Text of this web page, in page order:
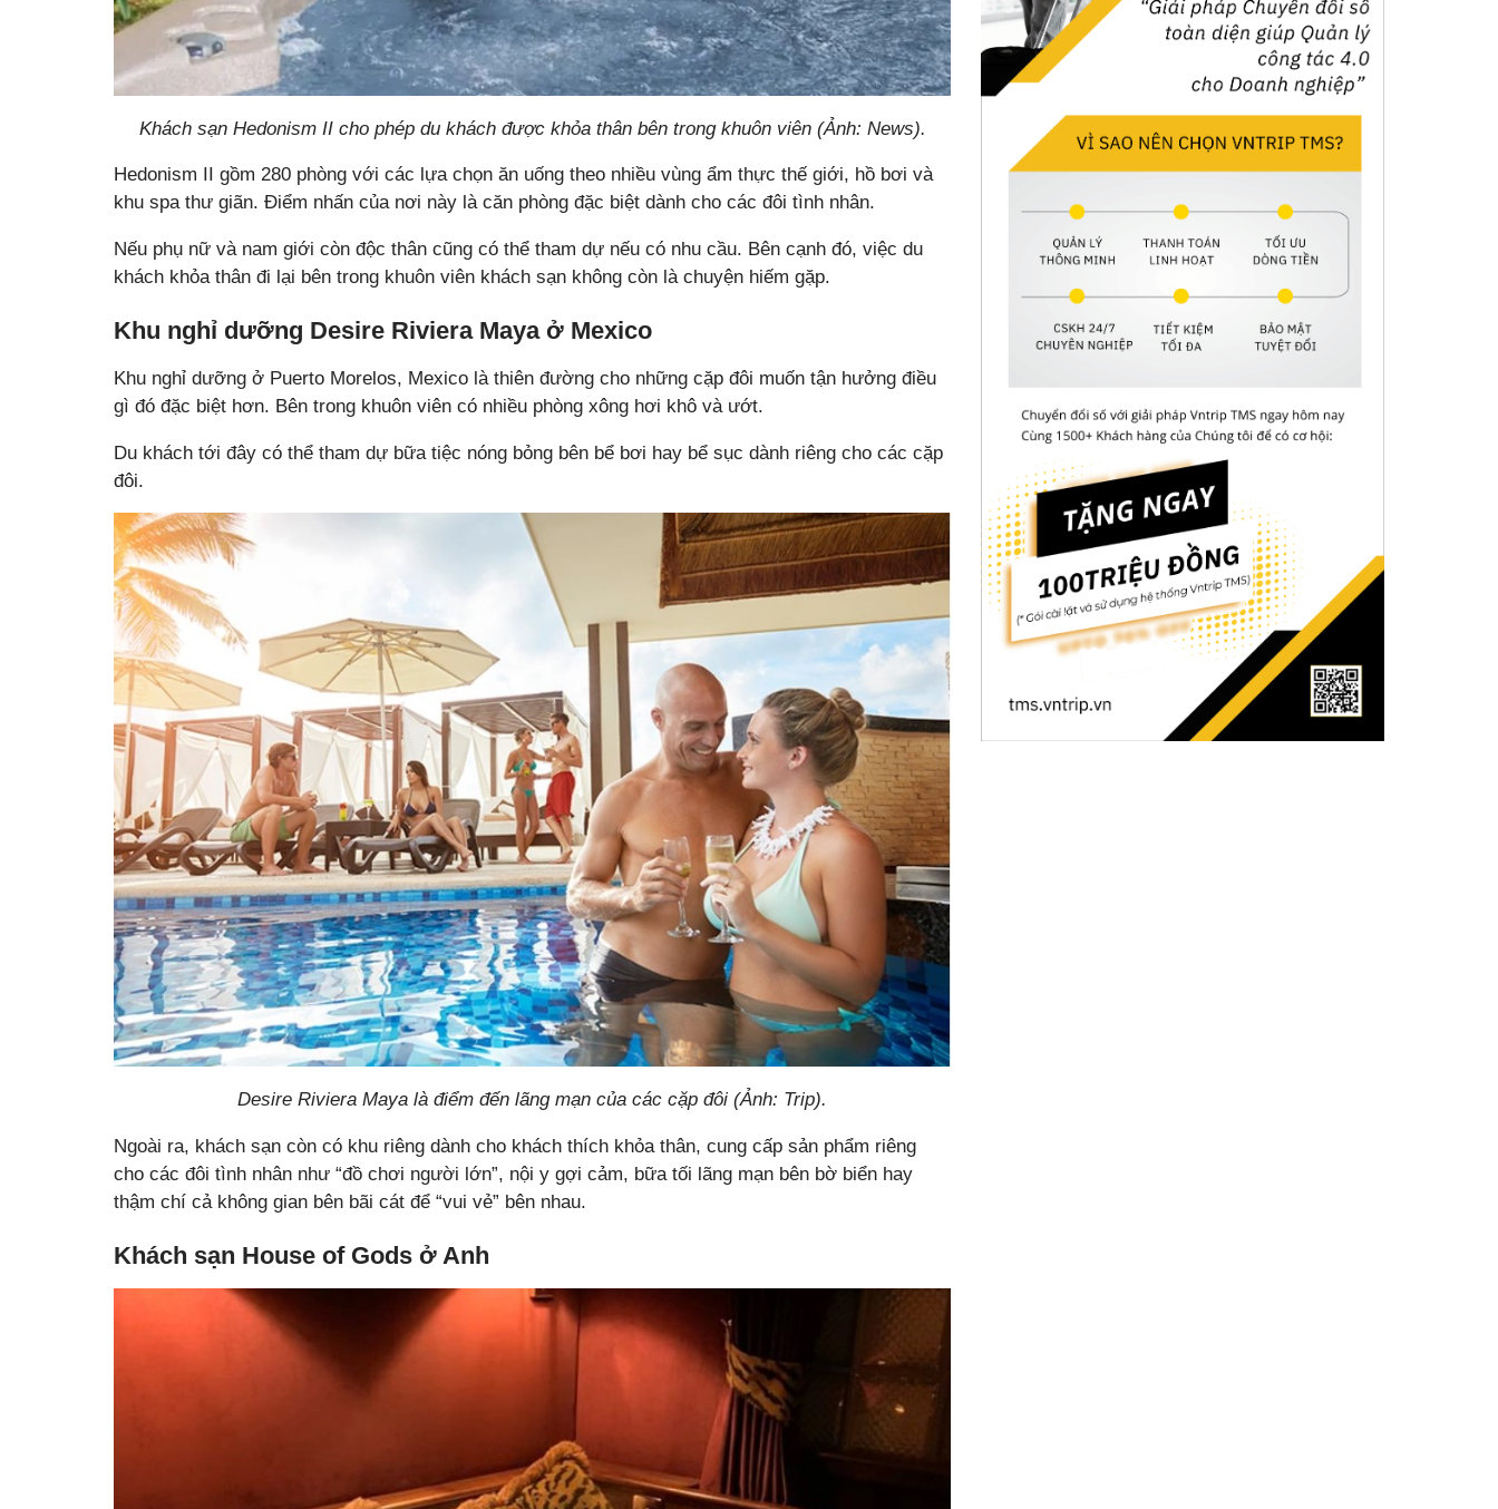
Khách sạn Hedonism II cho phép du khách được khỏa thân bên trong khuôn viên (Ảnh: News).
Hedonism II gồm 280 phòng với các lựa chọn ăn uống theo nhiều vùng ẩm thực thế giới, hồ bơi và
khu spa thư giãn. Điểm nhấn của nơi này là căn phòng đặc biệt dành cho các đôi tình nhân.
Nếu phụ nữ và nam giới còn độc thân cũng có thể tham dự nếu có nhu cầu. Bên cạnh đó, việc du
khách khỏa thân đi lại bên trong khuôn viên khách sạn không còn là chuyện hiếm gặp.
Khu nghỉ dưỡng Desire Riviera Maya ở Mexico
Khu nghỉ dưỡng ở Puerto Morelos, Mexico là thiên đường cho những cặp đôi muốn tận hưởng điều
gì đó đặc biệt hơn. Bên trong khuôn viên có nhiều phòng xông hơi khô và ướt.
Du khách tới đây có thể tham dự bữa tiệc nóng bỏng bên bể bơi hay bể sục dành riêng cho các cặp
đôi.
Desire Riviera Maya là điểm đến lãng mạn của các cặp đôi (Ảnh: Trip).
Ngoài ra, khách sạn còn có khu riêng dành cho khách thích khỏa thân, cung cấp sản phẩm riêng
cho các đôi tình nhân như “đồ chơi người lớn”, nội y gợi cảm, bữa tối lãng mạn bên bờ biển hay
thậm chí cả không gian bên bãi cát để “vui vẻ” bên nhau.
Khách sạn House of Gods ở Anh